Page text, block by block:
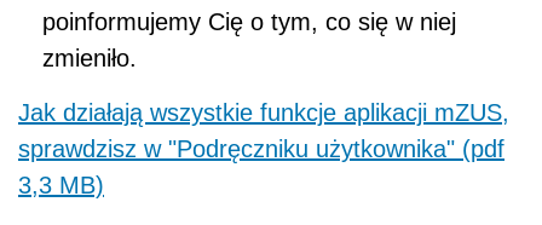
poinformujemy Cię o tym, co się w niej
zmieniło.
Jak działają wszystkie funkcje aplikacji mZUS,
sprawdzisz w "Podręczniku użytkownika" (pdf
3,3 MB)